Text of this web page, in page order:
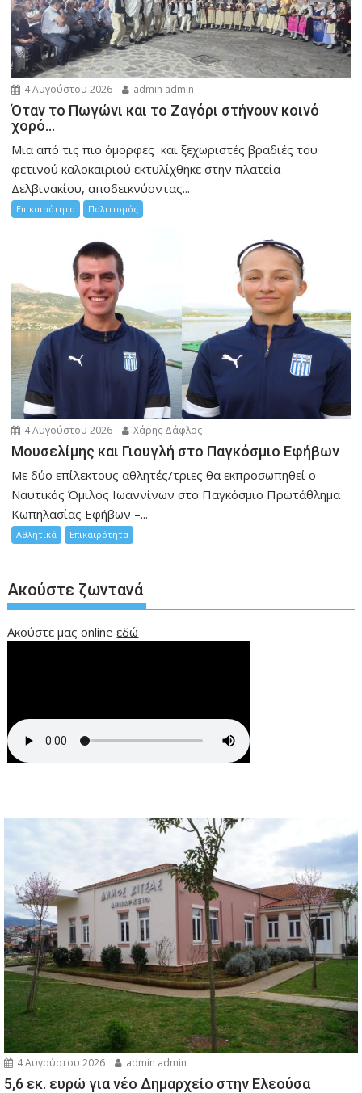
4 Αυγούστου 2026 admin admin
Όταν το Πωγώνι και το Ζαγόρι στήνουν κοινό
χορό…
Μια από τις πιο όμορφες και ξεχωριστές βραδιές του
φετινού καλοκαιριού εκτυλίχθηκε στην πλατεία
Δελβινακίου, αποδεικνύοντας...
Επικαιρότητα Πολιτισμός
4 Αυγούστου 2026 Χάρης Δάφλος
Μουσελίμης και Γιουγλή στο Παγκόσμιο Εφήβων
Mε δύο επίλεκτους αθλητές/τριες θα εκπροσωπηθεί ο
Ναυτικός Όμιλος Ιωαννίνων στο Παγκόσμιο Πρωτάθλημα
Κωπηλασίας Εφήβων –...
Αθλητικά Επικαιρότητα
Ακούστε ζωντανά
Ακούστε μας onlineεδώ
4 Αυγούστου 2026 admin admin
5,6 εκ. ευρώ για νέο Δημαρχείο στην Ελεούσα